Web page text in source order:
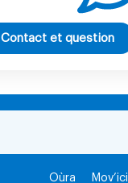
Contact et question
Oùra Mov’ici